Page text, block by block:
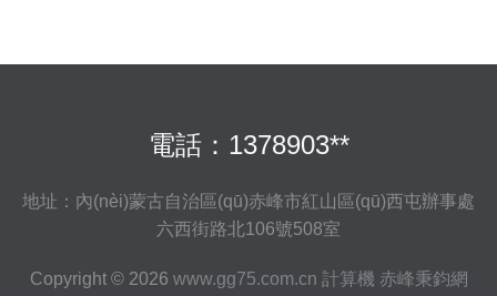
電話：1378903**
地址：內(nèi)蒙古自治區(qū)赤峰市紅山區(qū)西屯辦事處
六西街路北106號508室
Copyright © 2026 www.gg75.com.cn 計算機 赤峰秉鈞網